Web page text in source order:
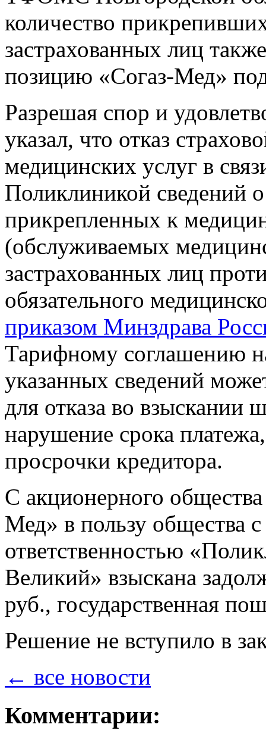
количество
застрахованных лиц
позицию «Согаз-Мед»
Разрешая спор и
указал, что отказ
медицинских услуг в
Поликлиникой сведений
прикрепленных к
(обслуживаемых
застрахованных лиц
обязательного
приказом Минздрава
Тарифному соглашению
указанных сведений
для отказа во взыскании
нарушение срока
просрочки кредитора.
С акционерного
Мед» в пользу общества
ответственностью
Великий» взыскана
руб., государственная
Решение не вступило в
← все новости
Комментарии: